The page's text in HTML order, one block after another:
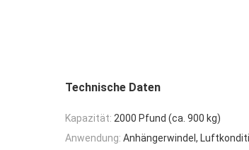
Technische Daten
Kapazität: 2000 Pfund (ca. 900 kg)
Anwendung: Anhängerwindel,